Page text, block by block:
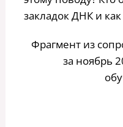
закладок ДНК и
Фрагмент из
за ноябрь